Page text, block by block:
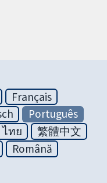
Français
Português
ไทย
繁體中文
Română